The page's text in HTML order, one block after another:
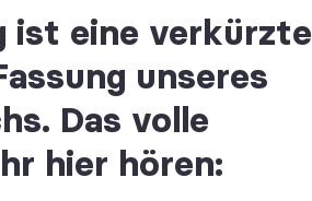
ist eine verkürzte
unseres
Das volle
hier hören: